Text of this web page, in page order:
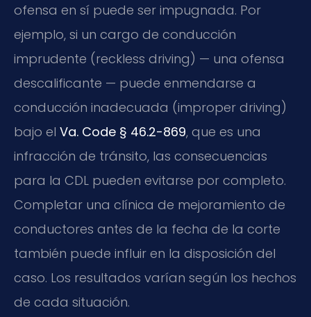
ofensa en sí puede ser impugnada. Por
ejemplo, si un cargo de conducción
imprudente (reckless driving) — una ofensa
descalificante — puede enmendarse a
conducción inadecuada (improper driving)
bajo el Va. Code § 46.2-869, que es una
infracción de tránsito, las consecuencias
para la CDL pueden evitarse por completo.
Completar una clínica de mejoramiento de
conductores antes de la fecha de la corte
también puede influir en la disposición del
caso. Los resultados varían según los hechos
de cada situación.